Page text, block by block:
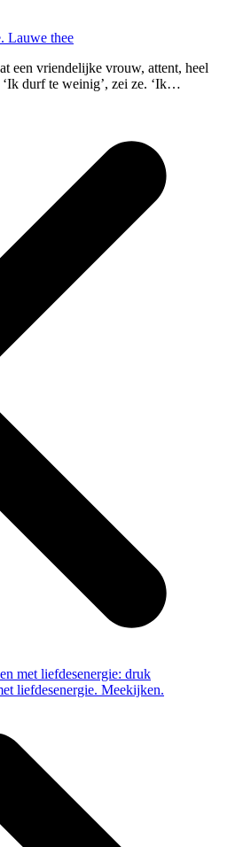
Lauwe thee
een vriendelijke vrouw, attent, heel
durf te weinig’, zei ze. ‘Ik…
met liefdesenergie: druk
liefdesenergie. Meekijken.